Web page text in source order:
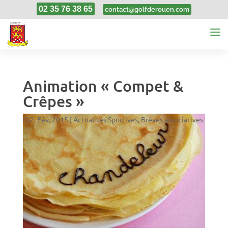
02 35 76 38 65 contact@golfderouen.com
Animation « Compet &
Crêpes »
2, Fév, 2015|Actualités Sportives, Brèves associatives